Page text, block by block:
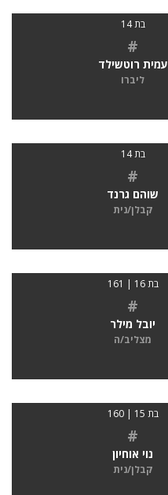
בת 14
#
עמית רוטשילד
ליברו
בת 14
#
שוהם גרנד
קבלן/נית
בת 16 | 161
#
יובל מילר
מצליב/ה
בת 15 | 160
#
נוי אוחיון
קבלן/נית